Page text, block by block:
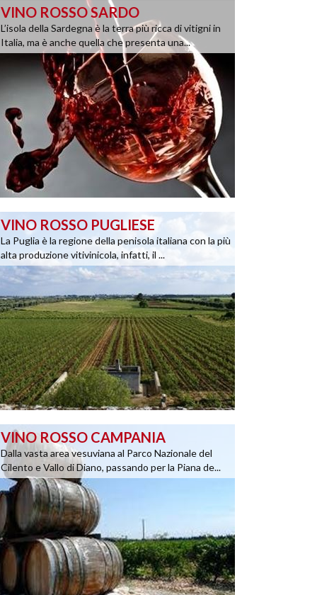
VINO ROSSO SARDO
L’isola della Sardegna è la terra più ricca di vitigni in
Italia, ma è anche quella che presenta una...
VINO ROSSO PUGLIESE
La Puglia è la regione della penisola italiana con la più
alta produzione vitivinicola, infatti, il ...
VINO ROSSO CAMPANIA
Dalla vasta area vesuviana al Parco Nazionale del
Cilento e Vallo di Diano, passando per la Piana de...